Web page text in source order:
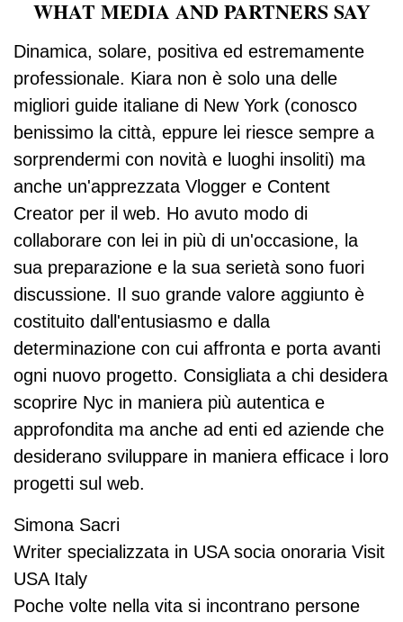
WHAT MEDIA AND PARTNERS SAY
Dinamica, solare, positiva ed estremamente
professionale. Kiara non è solo una delle
migliori guide italiane di New York (conosco
benissimo la città, eppure lei riesce sempre a
sorprendermi con novità e luoghi insoliti) ma
anche un'apprezzata Vlogger e Content
Creator per il web. Ho avuto modo di
collaborare con lei in più di un'occasione, la
sua preparazione e la sua serietà sono fuori
discussione. Il suo grande valore aggiunto è
costituito dall'entusiasmo e dalla
determinazione con cui affronta e porta avanti
ogni nuovo progetto. Consigliata a chi desidera
scoprire Nyc in maniera più autentica e
approfondita ma anche ad enti ed aziende che
desiderano sviluppare in maniera efficace i loro
progetti sul web.
Simona Sacri
Writer specializzata in USA socia onoraria Visit
USA Italy
Poche volte nella vita si incontrano persone